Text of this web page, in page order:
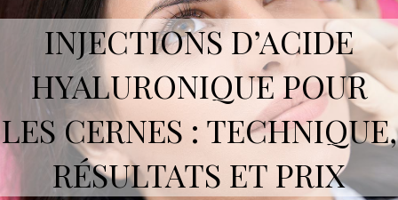
INJECTIONS D’ACIDE
HYALURONIQUE POUR
LES CERNES : TECHNIQUE,
RÉSULTATS ET PRIX